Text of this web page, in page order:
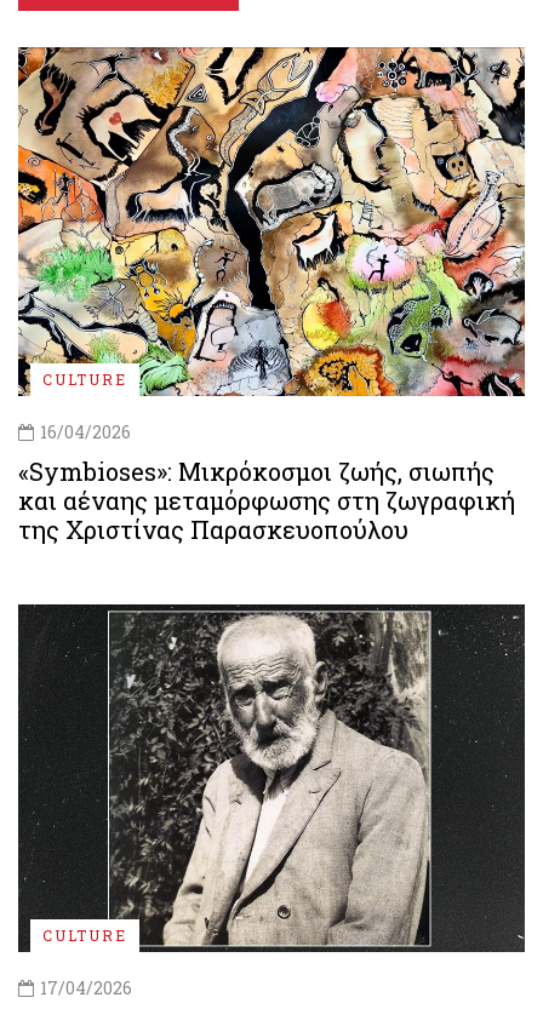
CULTURE
16/04/2026
«Symbioses»: Μικρόκοσμοι ζωής, σιωπής
και αέναης μεταμόρφωσης στη ζωγραφική
της Χριστίνας Παρασκευοπούλου
CULTURE
17/04/2026